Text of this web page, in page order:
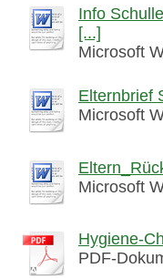
Info
[...]
Microsoft
Elternbrief
Microsoft
Microsoft
Hygiene-
PDF-